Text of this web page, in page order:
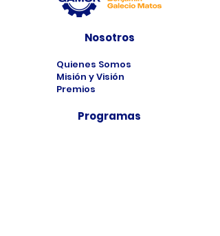
Nosotros
Quienes Somos
Misión y Visión
Premios
Programas